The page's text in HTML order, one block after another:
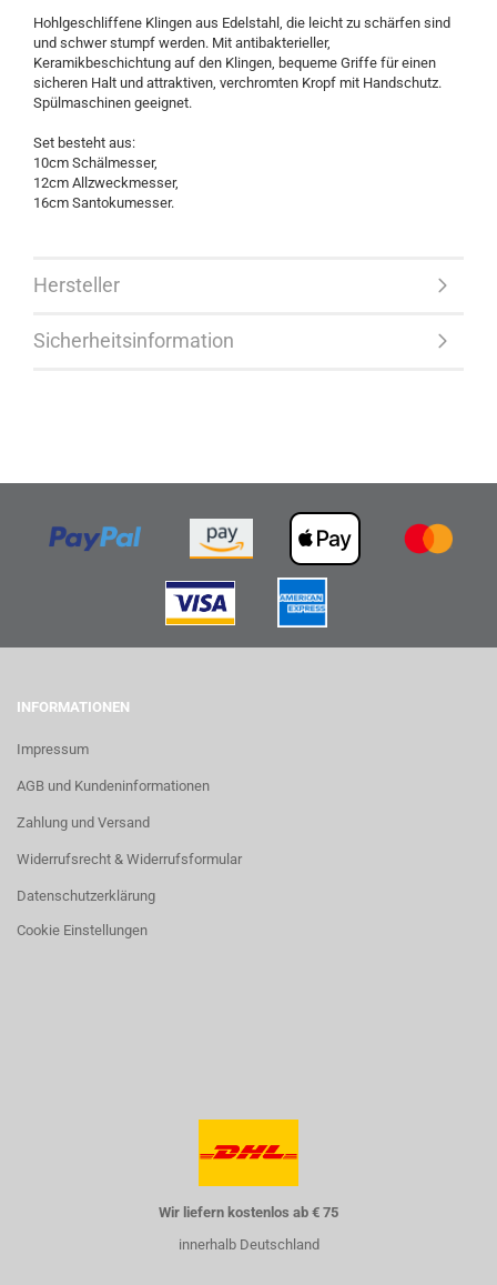
Hohlgeschliffene Klingen aus Edelstahl, die leicht zu schärfen sind
und schwer stumpf werden. Mit antibakterieller,
Keramikbeschichtung auf den Klingen, bequeme Griffe für einen
sicheren Halt und attraktiven, verchromten Kropf mit Handschutz.
Spülmaschinen geeignet.
Set besteht aus:
10cm Schälmesser,
12cm Allzweckmesser,
16cm Santokumesser.
Hersteller
Sicherheitsinformation
INFORMATIONEN
Impressum
AGB und Kundeninformationen
Zahlung und Versand
Widerrufsrecht & Widerrufsformular
Datenschutzerklärung
Cookie Einstellungen
Wir liefern kostenlos ab € 75
innerhalb Deutschland